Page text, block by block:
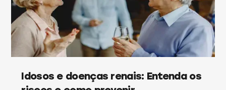
Idosos e doenças renais: Entenda os